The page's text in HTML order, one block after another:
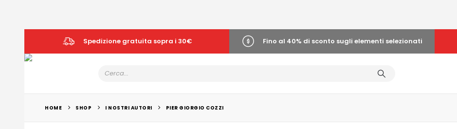
Spedizione gratuita sopra i 30€ Fino al 40% di sconto sugli elementi selezionati
HOME SHOP I NOSTRI AUTORI PIER GIORGIO COZZI